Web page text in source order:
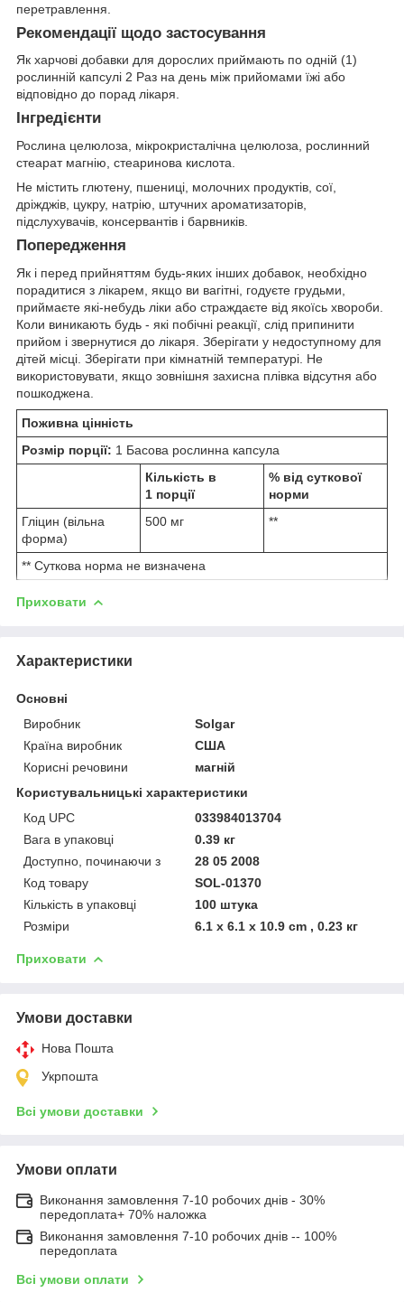
перетравлення.
Рекомендації щодо застосування
Як харчові добавки для дорослих приймають по одній (1)
рослинній капсулі 2 Раз на день між прийомами їжі або
відповідно до порад лікаря.
Інгредієнти
Рослина целюлоза, мікрокристалічна целюлоза, рослинний
стеарат магнію, стеаринова кислота.
Не містить глютену, пшениці, молочних продуктів, сої,
дріжджів, цукру, натрію, штучних ароматизаторів,
підслухувачів, консервантів і барвників.
Попередження
Як і перед прийняттям будь-яких інших добавок, необхідно
порадитися з лікарем, якщо ви вагітні, годуєте грудьми,
приймаєте які-небудь ліки або страждаєте від якоїсь хвороби.
Коли виникають будь - які побічні реакції, слід припинити
прийом і звернутися до лікаря. Зберігати у недоступному для
дітей місці. Зберігати при кімнатній температурі. Не
використовувати, якщо зовнішня захисна плівка відсутня або
пошкоджена.
Поживна цінність
Розмір порції: 1 Басова рослинна капсула
Кількість в
1 порції
% від суткової
норми
Гліцин (вільна
форма)
500 мг **
** Суткова норма не визначена
Приховати
Характеристики
Основні
Виробник
Solgar
Країна виробник
США
Корисні речовини
магній
Користувальницькі характеристики
Код UPC
033984013704
Вага в упаковці
0.39 кг
Доступно, починаючи з
28 05 2008
Код товару
SOL-01370
Кількість в упаковці
100 штука
Розміри
6.1 x 6.1 x 10.9 cm , 0.23 кг
Приховати
Умови доставки
Нова Пошта
Укрпошта
Всі умови доставки
Умови оплати
Виконання замовлення 7-10 робочих днів - 30%
передоплата+ 70% наложка
Виконання замовлення 7-10 робочих днів -- 100%
передоплата
Всі умови оплати